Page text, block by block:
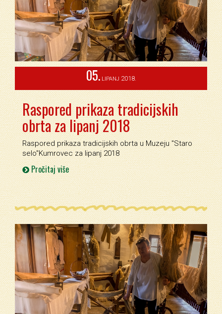
05. LIPANJ 2018.
Raspored prikaza tradicijskih
obrta za lipanj 2018
Raspored prikaza tradicijskih obrta u Muzeju ''Staro
selo''Kumrovec za lipanj 2018
Pročitaj više